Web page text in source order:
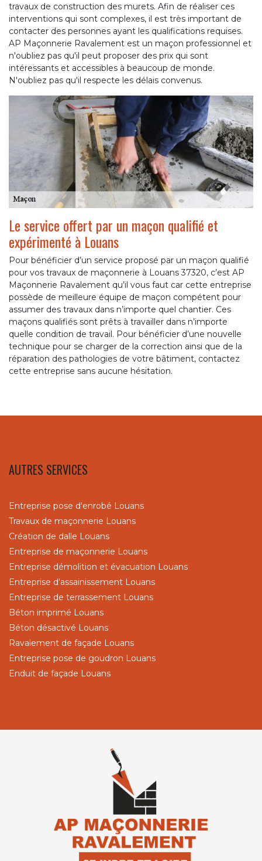
travaux de construction des murets. Afin de réaliser ces
interventions qui sont complexes, il est très important de
contacter des personnes ayant les qualifications requises.
AP Maçonnerie Ravalement est un maçon professionnel et
n'oubliez pas qu'il peut proposer des prix qui sont
intéressants et accessibles à beaucoup de monde.
N'oubliez pas qu'il respecte les délais convenus.
Le service offert par un maçon qualifié et
expérimenté à Louans
Pour bénéficier d’un service proposé par un maçon qualifié
pour vos travaux de maçonnerie à Louans 37320, c’est AP
Maçonnerie Ravalement qu’il vous faut car cette entreprise
possède de meilleure équipe de maçon compétent pour
assumer des travaux dans n’importe quel chantier. Ces
maçons qualifiés sont prêts à travailler dans n’importe
quelle condition de travail. Pour bénéficier d’une nouvelle
technique pour se charger de la correction ainsi que de la
réparation des pathologies de votre bâtiment, contactez
cette entreprise sans aucune hésitation.
AUTRES SERVICES
Entreprise pose d'enrobé Louans
Travaux de maçonnerie Louans
Création de dalle Louans
Entreprise de maçonnerie Louans
Entreprise démolition et évacuation Louans
Entreprise d'assainissement Louans
Entreprise de terrassement Louans
Béton imprimé Louans
Béton désactivé Louans
Ravalement de façade Louans
Entreprise pose de goudron Louans
Enduit de façade Louans